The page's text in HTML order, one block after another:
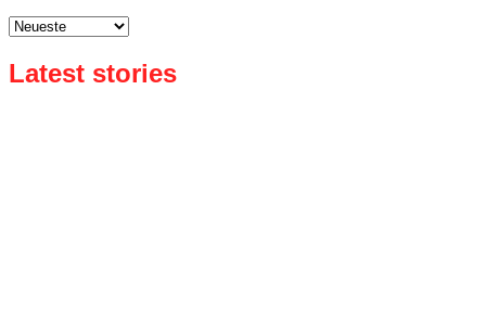
Latest stories